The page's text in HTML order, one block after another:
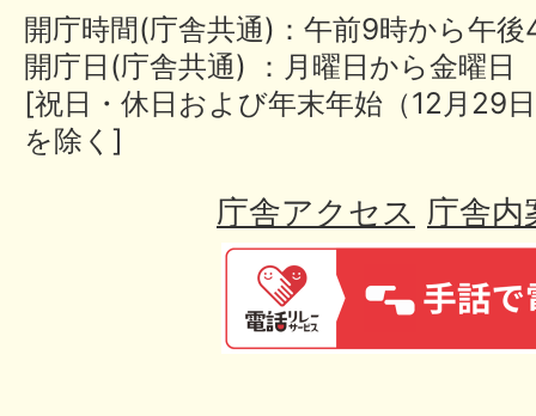
開庁時間(庁舎共通)：午前9時から午
開庁日(庁舎共通) ：月曜日から金曜日
[祝日・休日および年末年始（12月29
を除く]
庁舎アクセス 庁舎内